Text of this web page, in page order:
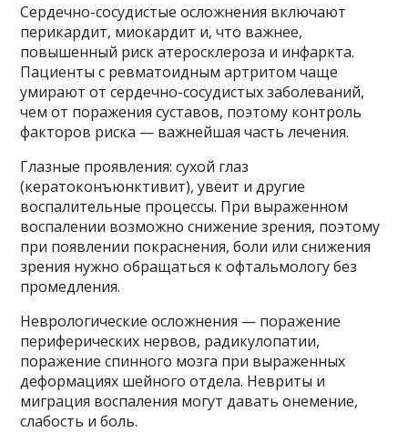
Сердечно-сосудистые осложнения включают
перикардит, миокардит и, что важнее,
повышенный риск атеросклероза и инфаркта.
Пациенты с ревматоидным артритом чаще
умирают от сердечно-сосудистых заболеваний,
чем от поражения суставов, поэтому контроль
факторов риска — важнейшая часть лечения.
Глазные проявления: сухой глаз
(кератоконъюнктивит), увеит и другие
воспалительные процессы. При выраженном
воспалении возможно снижение зрения, поэтому
при появлении покраснения, боли или снижения
зрения нужно обращаться к офтальмологу без
промедления.
Неврологические осложнения — поражение
периферических нервов, радикулопатии,
поражение спинного мозга при выраженных
деформациях шейного отдела. Невриты и
миграция воспаления могут давать онемение,
слабость и боль.